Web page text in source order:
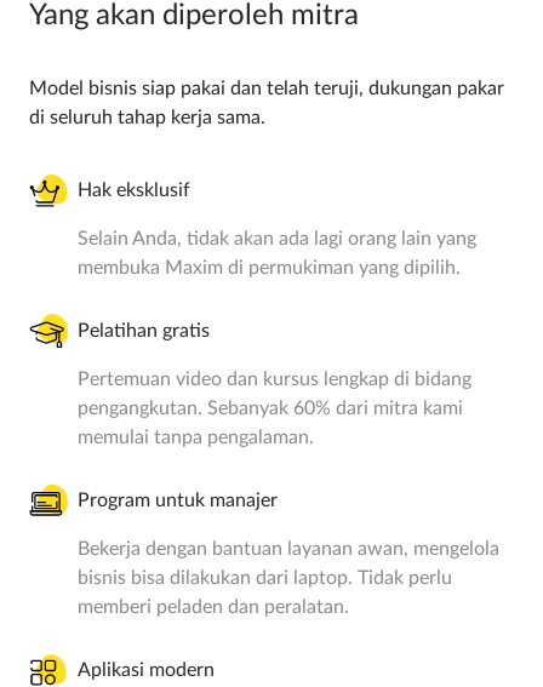
Yang akan diperoleh mitra
Model bisnis siap pakai dan telah teruji, dukungan pakar
di seluruh tahap kerja sama.
Hak eksklusif
Selain Anda, tidak akan ada lagi orang lain yang
membuka Maxim di permukiman yang dipilih.
Pelatihan gratis
Pertemuan video dan kursus lengkap di bidang
pengangkutan. Sebanyak 60% dari mitra kami
memulai tanpa pengalaman.
Program untuk manajer
Bekerja dengan bantuan layanan awan, mengelola
bisnis bisa dilakukan dari laptop. Tidak perlu
memberi peladen dan peralatan.
Aplikasi modern